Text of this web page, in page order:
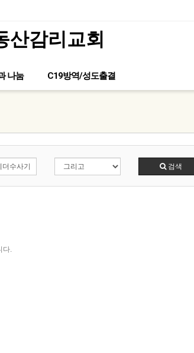
산감리교회
나눔 C19방역/성도출결
검색
다.